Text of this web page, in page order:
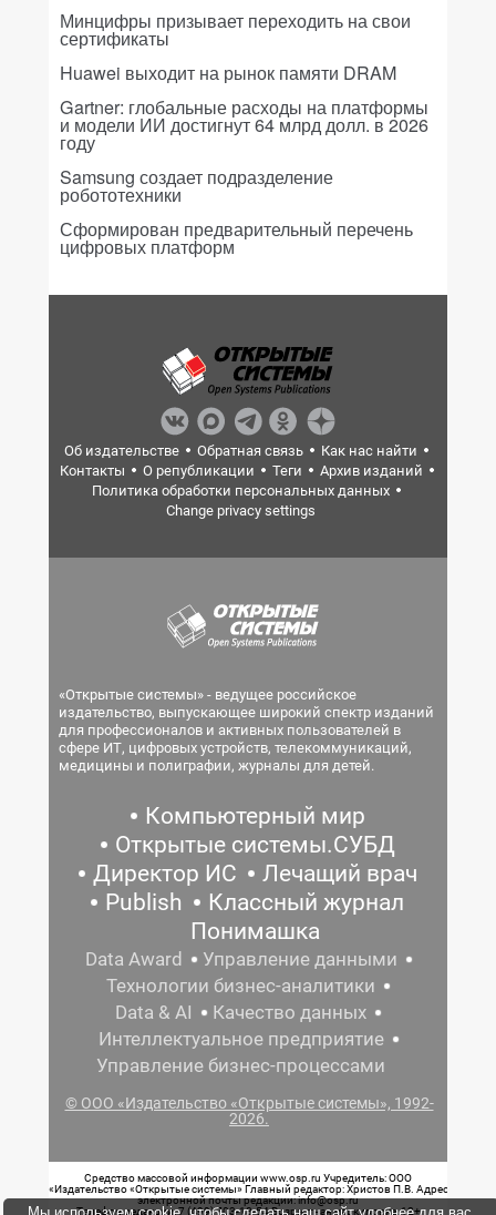
Минцифры призывает переходить на свои
сертификаты
Huawei выходит на рынок памяти DRAM
Gartner: глобальные расходы на платформы
и модели ИИ достигнут 64 млрд долл. в 2026
году
Samsung создает подразделение
робототехники
Сформирован предварительный перечень
цифровых платформ
Об издательстве Обратная связь
Как нас найти
Контакты
О републикации Теги
Архив изданий
Политика обработки персональных данных
Change privacy settings
«Открытые системы» - ведущее российское
издательство, выпускающее широкий спектр изданий
для профессионалов и активных пользователей в
сфере ИТ, цифровых устройств, телекоммуникаций,
медицины и полиграфии, журналы для детей.
Компьютерный мир
Открытые системы.СУБД
Директор ИС
Лечащий врач
Publish
Классный журнал
Понимашка
Data Award
Управление данными
Технологии бизнес-аналитики
Data & AI
Качество данных
Интеллектуальное предприятие
Управление бизнес-процессами
© ООО «Издательство «Открытые системы», 1992-
2026.
Средство массовой информации www.osp.ru Учредитель: ООО
«Издательство «Открытые системы» Главный редактор: Христов П.В. Адрес
электронной почты редакции: info@osp.ru
Телефон редакции: 7 (499) 703-18-54 Возрастная маркировка: 12+